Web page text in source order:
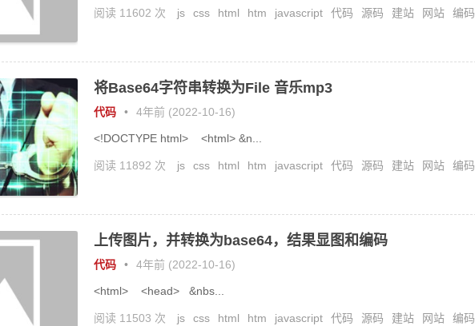
阅读 11602 次 js css html htm javascript 代码 源码 建站 网站 编码
将Base64字符串转换为File 音乐mp3
代码 • 4年前 (2022-10-16)
<!DOCTYPE html> <html> &n...
阅读 11892 次 js css html htm javascript 代码 源码 建站 网站 编码
上传图片，并转换为base64，结果显图和编码
代码 • 4年前 (2022-10-16)
<html> <head> &nbs...
阅读 11503 次 js css html htm javascript 代码 源码 建站 网站 编码